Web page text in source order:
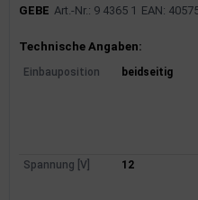
GEBE Art.-Nr.: 9 4365 1 EAN:
Produktinformationen
Technische Angaben:
Einbauposition beidseitig
Spannung [V]
12